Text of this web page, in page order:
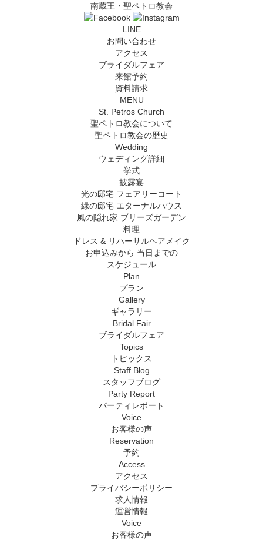
南蔵王・聖ペトロ教会
LINE
お問い合わせ
アクセス
ブライダルフェア
来館予約
資料請求
MENU
St. Petros Church
聖ペトロ教会について
聖ペトロ教会の歴史
Wedding
ウェディング詳細
挙式
披露宴
光の邸宅 フェアリーコート
緑の邸宅 エターナルハウス
風の隠れ家 ブリーズガーデン
料理
ドレス & リハーサルヘアメイク
お申込みから 当日までの
スケジュール
Plan
プラン
Gallery
ギャラリー
Bridal Fair
ブライダルフェア
Topics
トピックス
Staff Blog
スタッフブログ
Party Report
パーティレポート
Voice
お客様の声
Reservation
予約
Access
アクセス
プライバシーポリシー
求人情報
運営情報
Voice
お客様の声